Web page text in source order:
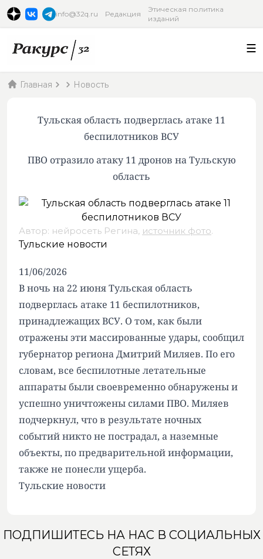
info@32q.ru Редакция
Этическая политика
изданий
Главная Новость
Тульская область подверглась атаке 11
беспилотников ВСУ
ПВО отразило атаку 11 дронов на Тульскую
область
Автор: нейросеть Регина, источник фото.
Тульские новости
11/06/2026
В ночь на 22 июня Тульская область
подверглась атаке 11 беспилотников,
принадлежащих ВСУ. О том, как были
отражены эти массированные удары, сообщил
губернатор региона Дмитрий Миляев. По его
словам, все беспилотные летательные
аппараты были своевременно обнаружены и
успешно уничтожены силами ПВО. Миляев
подчеркнул, что в результате ночных
событий никто не пострадал, а наземные
объекты, по предварительной информации,
также не понесли ущерба.
Тульские новости
ПОДПИШИТЕСЬ НА НАС В СОЦИАЛЬНЫХ
СЕТЯХ